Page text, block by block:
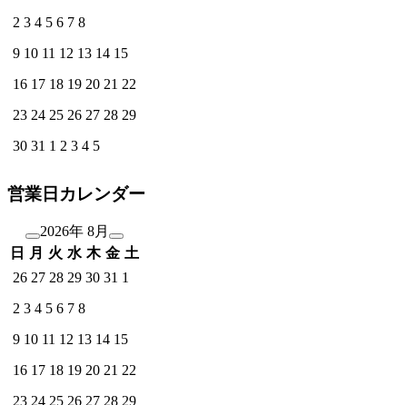
2 3 4 5 6 7 8
9 10 11 12 13 14 15
16 17 18 19 20 21 22
23 24 25 26 27 28 29
30 31 1 2 3 4 5
営業日カレンダー
2026年 8月
日
月 火 水 木 金 土
26 27 28 29 30 31 1
2 3 4 5 6 7 8
9 10 11 12 13 14 15
16 17 18 19 20 21 22
23 24 25 26 27 28 29